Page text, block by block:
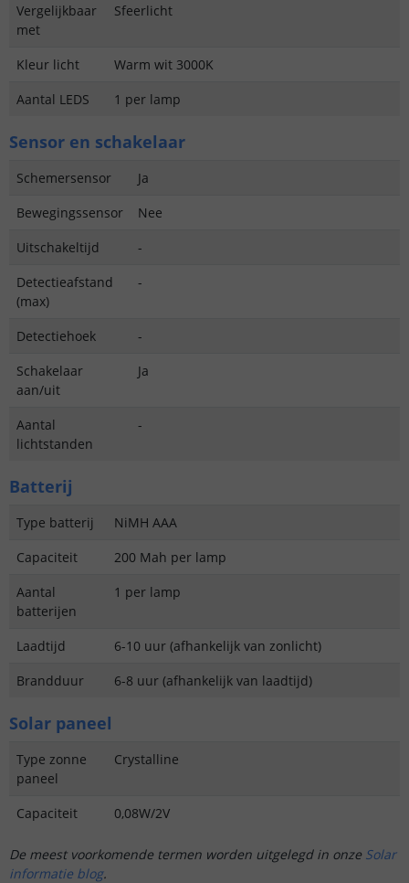
Vergelijkbaar
met
Sfeerlicht
Kleur licht
Warm wit 3000K
Aantal LEDS
1 per lamp
Sensor en schakelaar
Schemersensor
Ja
Bewegingssensor
Nee
Uitschakeltijd
-
Detectieafstand
(max)
-
Detectiehoek
-
Schakelaar
aan/uit
Ja
Aantal
lichtstanden
-
Batterij
Type batterij
NiMH AAA
Capaciteit
200 Mah per lamp
Aantal
batterijen
1 per lamp
Laadtijd
6-10 uur (afhankelijk van zonlicht)
Brandduur
6-8 uur (afhankelijk van laadtijd)
Solar paneel
Type zonne
paneel
Crystalline
Capaciteit 0,08W/2V
De meest voorkomende termen worden uitgelegd in onze Solar
informatie blog.